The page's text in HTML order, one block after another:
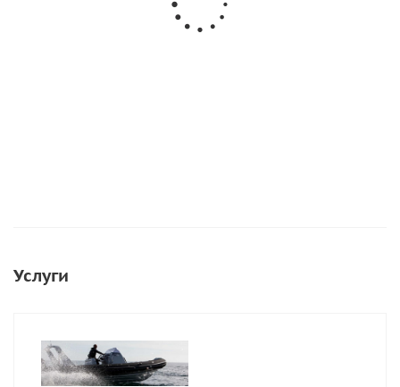
Инструмент для прикатки ткани ПВХ
Услуги